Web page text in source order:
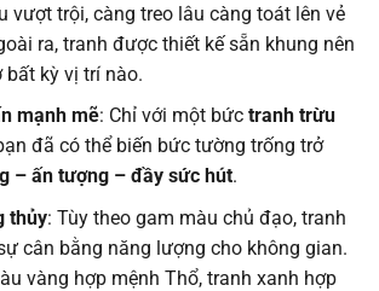
vượt trội, càng treo lâu càng toát lên vẻ
ra, tranh được thiết kế sẵn khung nên
bất kỳ vị trí nào.
mạnh mẽ: Chỉ với một bức tranh trừu
đã có thể biến bức tường trống trở
– ấn tượng – đầy sức hút.
thủy: Tùy theo gam màu chủ đạo, tranh
cân bằng năng lượng cho không gian.
vàng hợp mệnh Thổ, tranh xanh hợp